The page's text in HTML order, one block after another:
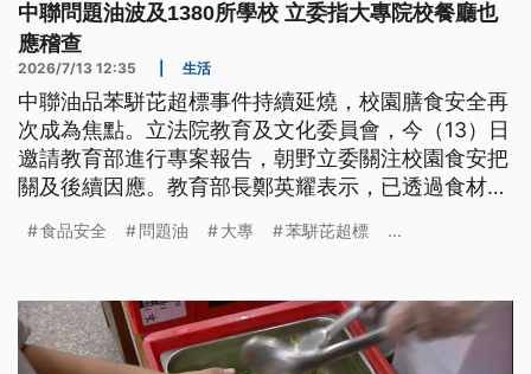
中聯問題油波及1380所學校 立委指大專院校餐廳也
應稽查
2026/7/13 12:35 生活
中聯油品苯駢芘超標事件持續延燒，校園膳食安全再
次成為焦點。立法院教育及文化委員會，今（13）日
邀請教育部進行專案報告，朝野立委關注校園食安把
關及後續因應。教育部長鄭英耀表示，已透過食材登
相關油品，且均已全數停止使用，並預防性下架。也
機制，也研議學生健康追蹤與後續協助措施。
食品安全 問題油 大專 苯駢芘超標 ...